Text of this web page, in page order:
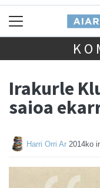
Irakurle
saioa
Harri Orri Ar 2014ko